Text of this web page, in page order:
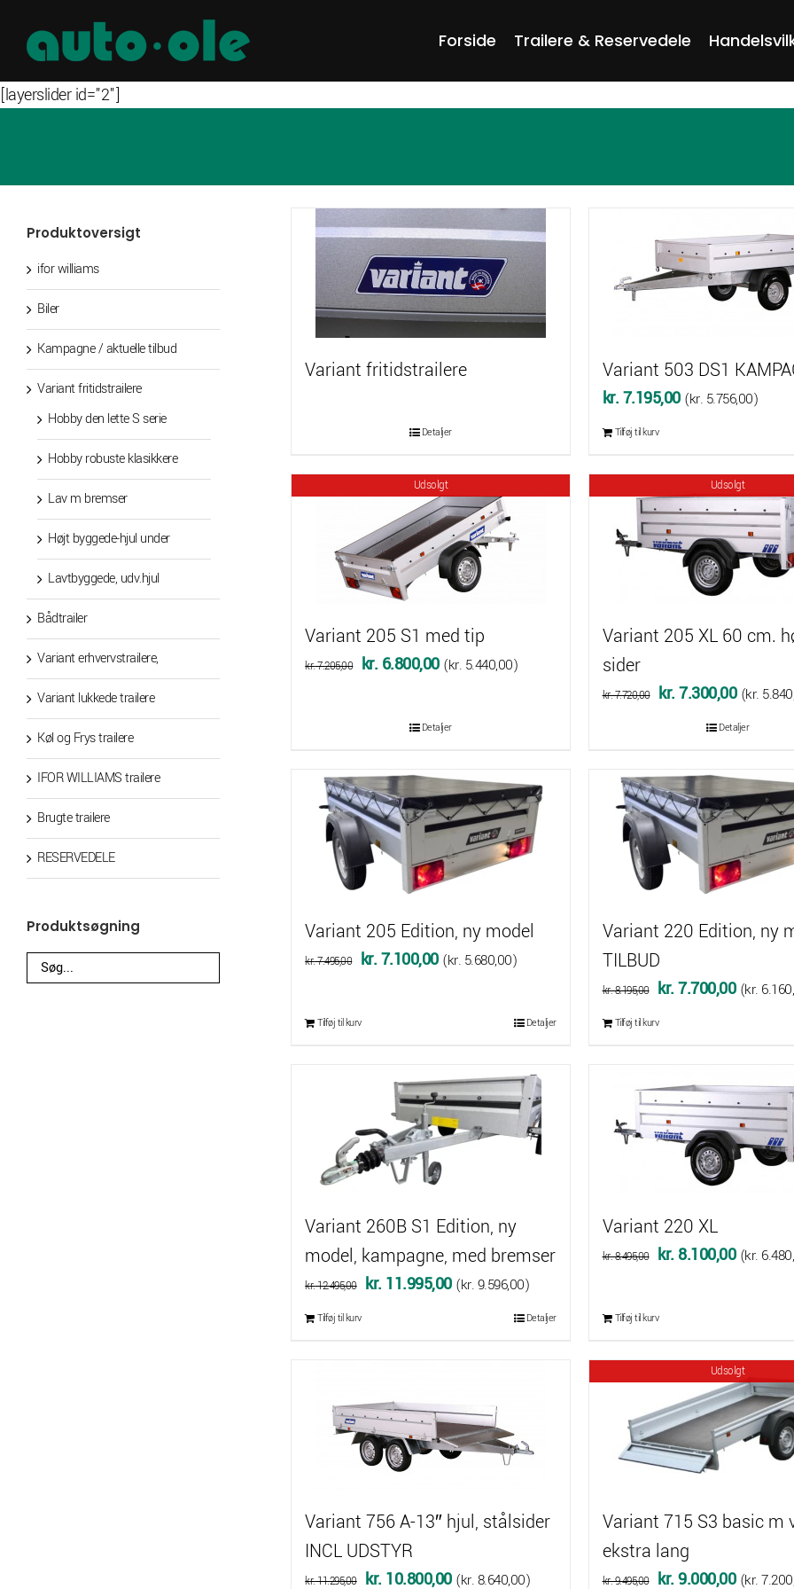
content
Forside Trailere & Reservedele
[layerslider id="2"]
Variant fritidstrailere
Detaljer
Variant 503 DS1
kr.7.195,00 (kr. 5.756,00)
Tilføj til kurv
Udsolgt
Variant 205 S1 med tip
kr.7.205,00
Den
kr. 7.205,00.
kr. 6.800,00Den
(kr. 5.440,00)
Detaljer
Udsolgt
Variant 205 XL 60 cm.
sider
kr.7.720,00
Den
oprindelige
var:
kr. 7.720,00.
kr.7.300,00Den
aktuelle
er:
kr.
(kr.
Detaljer
Variant 205 Edition, ny model
kr.7.495,00
Den
kr.7.100,00Den
(kr. 5.680,00)
Tilføj til kurv Detaljer
Variant 220 Edition, ny
TILBUD
kr.8.195,00
Den
kr. 8.195,00.
kr.7.700,00Den
kr.
(kr.
Tilføj til kurv
Variant 260B S1 Edition, ny
model, kampagne, med bremser
kr.12.495,00
Den
kr. 11.995,00Den
(kr.9.596,00)
Tilføj til kurv Detaljer
Variant 220 XL
kr.8.495,00
Den
kr. 8.495,00.
kr. 8.100,00Den
kr.
(kr.
Tilføj til kurv
Variant 756 A-13″ hjul, stålsider
INCL UDSTYR
kr.11.295,00
Den
kr. 10.800,00Den
(kr.8.640,00)
Udsolgt
Variant 715 S3 basic m
ekstra lang
kr.9.495,00
Den
kr.9.000,00Den
(kr.
Produktoversigt
ifor williams
Biler
Kampagne / aktuelle tilbud
Variant fritidstrailere
Hobby den lette S serie
Hobby robuste klasikkere
Lav m bremser
Højt byggede-hjul under
Lavtbyggede, udv.hjul
Bådtrailer
Variant erhvervstrailere,
Variant lukkede trailere
Køl og Frys trailere
IFOR WILLIAMS trailere
Brugte trailere
RESERVEDELE
Produktsøgning